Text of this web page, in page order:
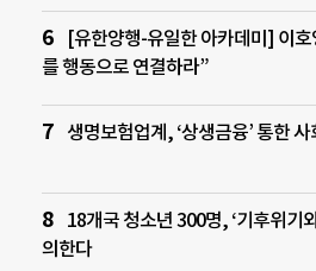
[유한양행-유일한 아카데미] 이호
를 행동으로 연결하라”
생명보험업계, ‘상생금융’ 통한 사
18개국 청소년 300명, ‘기후위기
의한다